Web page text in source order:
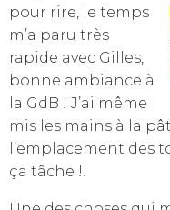
pour rire, le temps
m’a paru très
rapide avec Gilles,
bonne ambiance à
la GdB ! J’ai même
mis les mains à la
l’emplacement des
ça tâche !!